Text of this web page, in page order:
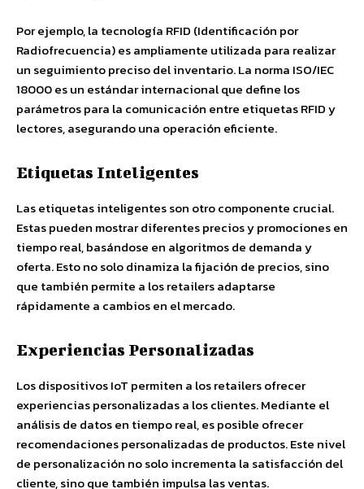
Por ejemplo, la tecnología RFID (Identificación por
Radiofrecuencia) es ampliamente utilizada para realizar
un seguimiento preciso del inventario. La norma ISO/IEC
18000 es un estándar internacional que define los
parámetros para la comunicación entre etiquetas RFID y
lectores, asegurando una operación eficiente.
Etiquetas Inteligentes
Las etiquetas inteligentes son otro componente crucial.
Estas pueden mostrar diferentes precios y promociones en
tiempo real, basándose en algoritmos de demanda y
oferta. Esto no solo dinamiza la fijación de precios, sino
que también permite a los retailers adaptarse
rápidamente a cambios en el mercado.
Experiencias Personalizadas
Los dispositivos IoT permiten a los retailers ofrecer
experiencias personalizadas a los clientes. Mediante el
análisis de datos en tiempo real, es posible ofrecer
recomendaciones personalizadas de productos. Este nivel
de personalización no solo incrementa la satisfacción del
cliente, sino que también impulsa las ventas.